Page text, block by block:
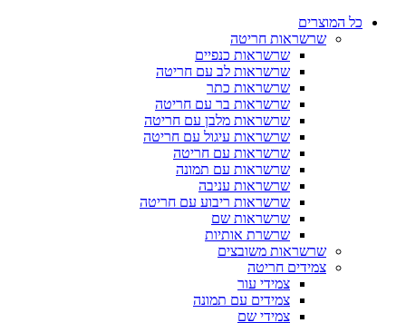
כל המוצרים
שרשראות חריטה
שרשראות כנפיים
שרשראות לב עם חריטה
שרשראות כתר
שרשראות בר עם חריטה
שרשראות מלבן עם חריטה
שרשראות עיגול עם חריטה
שרשראות עם חריטה
שרשראות עם תמונה
שרשראות עניבה
שרשראות ריבוע עם חריטה
שרשראות שם
שרשרת אותיות
שרשראות משובצים
צמידים חריטה
צמידי עור
צמידים עם תמונה
צמידי שם